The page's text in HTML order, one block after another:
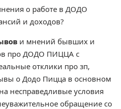
о работе в ДОДО
и доходов?
и мнений бывших и
про ДОДО ПИЦЦА с
отклики про зп,
о Додо Пицца в основном
несправедливые условия
обращение со